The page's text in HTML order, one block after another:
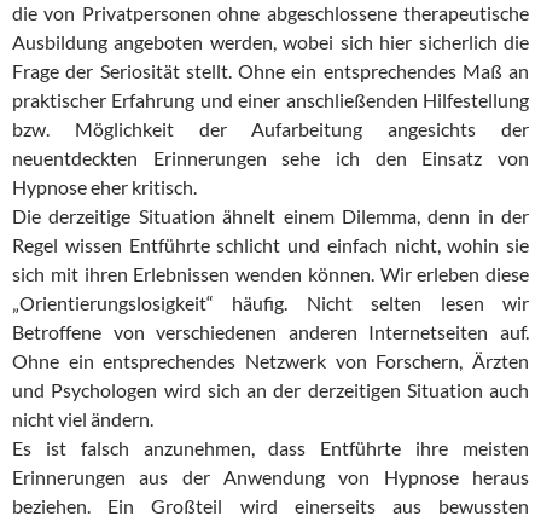
die von Privatpersonen ohne abgeschlossene therapeutische
Ausbildung angeboten werden, wobei sich hier sicherlich die
Frage der Seriosität stellt. Ohne ein entsprechendes Maß an
praktischer Erfahrung und einer anschließenden Hilfestellung
bzw. Möglichkeit der Aufarbeitung angesichts der
neuentdeckten Erinnerungen sehe ich den Einsatz von
Hypnose eher kritisch.
Die derzeitige Situation ähnelt einem Dilemma, denn in der
Regel wissen Entführte schlicht und einfach nicht, wohin sie
sich mit ihren Erlebnissen wenden können. Wir erleben diese
„Orientierungslosigkeit“ häufig. Nicht selten lesen wir
Betroffene von verschiedenen anderen Internetseiten auf.
Ohne ein entsprechendes Netzwerk von Forschern, Ärzten
und Psychologen wird sich an der derzeitigen Situation auch
nicht viel ändern.
Es ist falsch anzunehmen, dass Entführte ihre meisten
Erinnerungen aus der Anwendung von Hypnose heraus
beziehen. Ein Großteil wird einerseits aus bewussten